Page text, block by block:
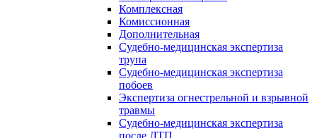
Комплексная
Комиссионная
Дополнительная
Судебно-медицинская экспертиза
трупа
Судебно-медицинская экспертиза
побоев
Экспертиза огнестрельной и взрывной
травмы
Судебно-медицинская экспертиза
после ДТП